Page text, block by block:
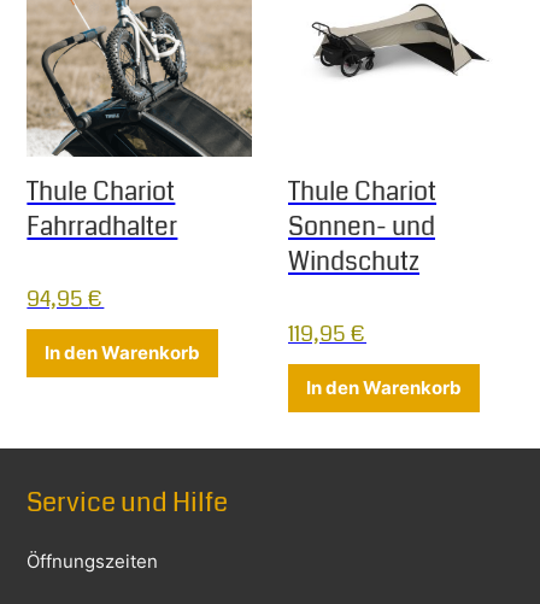
Thule Chariot
Fahrradhalter
94,95€
In den Warenkorb
Thule Chariot
Sonnen- und
Windschutz
119,95€
In den Warenkorb
Service und Hilfe
Öffnungszeiten